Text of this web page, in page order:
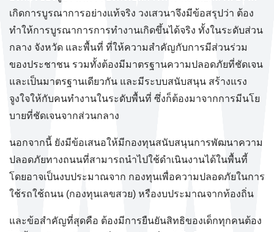
เกิดการบูรณาการอย่างแท้จริง วงเสวนาจึงมีข้อสรุปว่า ต้อง
ทำให้การบูรณาการการทำงานเกิดขึ้นได้จริง ทั้งในระดับส่วน
กลาง จังหวัด และพื้นที่ ที่ให้ความสำคัญกับการมีส่วนร่วม
ของประชาชน รวมทั้งต้องมีมาตรฐานความปลอดภัยที่ชัดเจน
และเป็นมาตรฐานเดียวกัน และมีระบบสนับสนุน สร้างแรง
จูงใจให้กับคนทำงานในระดับพื้นที่ ซึ่งก็ต้องมาจากการมีนโย
บายที่ชัดเจนจากส่วนกลาง
นอกจากนี้ ยังมีข้อเสนอให้มีกองทุนสนับสนุนการพัฒนาความ
ปลอดภัยทางถนนที่สามารถนำไปใช้ดำเนินงานได้ในพื้นที้
โดยอาจเป็นงบประมาณจาก กองทุนเพื่อความปลอดภัยในการ
ใช้รถใช้ถนน (กองทุนเลขสวย) หรืองบประมาณจากท้องถิ่น
และข้อสำคัญที่สุดคือ ต้องมีการยืนยันสิทธิของเด็กทุกคนต้อง